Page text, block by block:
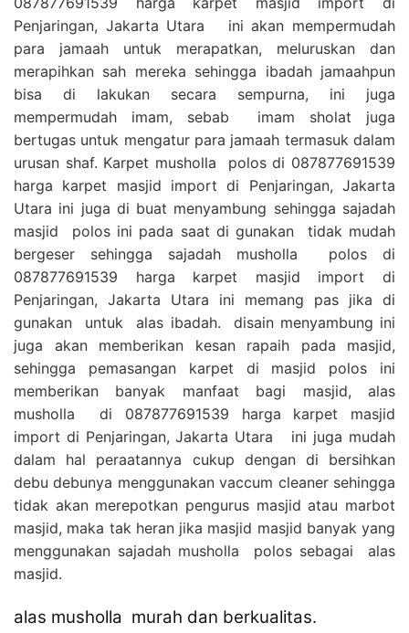
Penjaringan, Jakarta Utara ini akan mempermudah
para jamaah untuk merapatkan, meluruskan dan
merapihkan sah mereka sehingga ibadah jamaahpun
bisa di lakukan secara sempurna, ini juga
mempermudah imam, sebab imam sholat juga
bertugas untuk mengatur para jamaah termasuk dalam
urusan shaf. Karpet musholla polos di 087877691539
harga karpet masjid import di Penjaringan, Jakarta
Utara ini juga di buat menyambung sehingga sajadah
masjid polos ini pada saat di gunakan tidak mudah
bergeser sehingga sajadah musholla polos di
087877691539 harga karpet masjid import di
Penjaringan, Jakarta Utara ini memang pas jika di
gunakan untuk alas ibadah. disain menyambung ini
juga akan memberikan kesan rapaih pada masjid,
sehingga pemasangan karpet di masjid polos ini
memberikan banyak manfaat bagi masjid, alas
musholla di 087877691539 harga karpet masjid
import di Penjaringan, Jakarta Utara ini juga mudah
dalam hal peraatannya cukup dengan di bersihkan
debu debunya menggunakan vaccum cleaner sehingga
tidak akan merepotkan pengurus masjid atau marbot
masjid, maka tak heran jika masjid masjid banyak yang
menggunakan sajadah musholla polos sebagai alas
masjid.
alas musholla murah dan berkualitas.